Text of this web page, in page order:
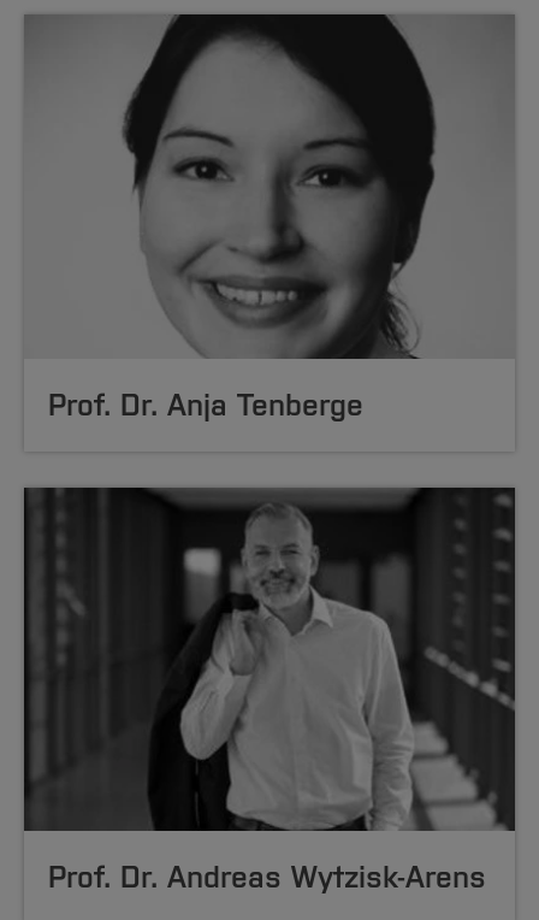
Prof. Dr. Anja Tenberge
Prof. Dr. Andreas Wytzisk-Arens